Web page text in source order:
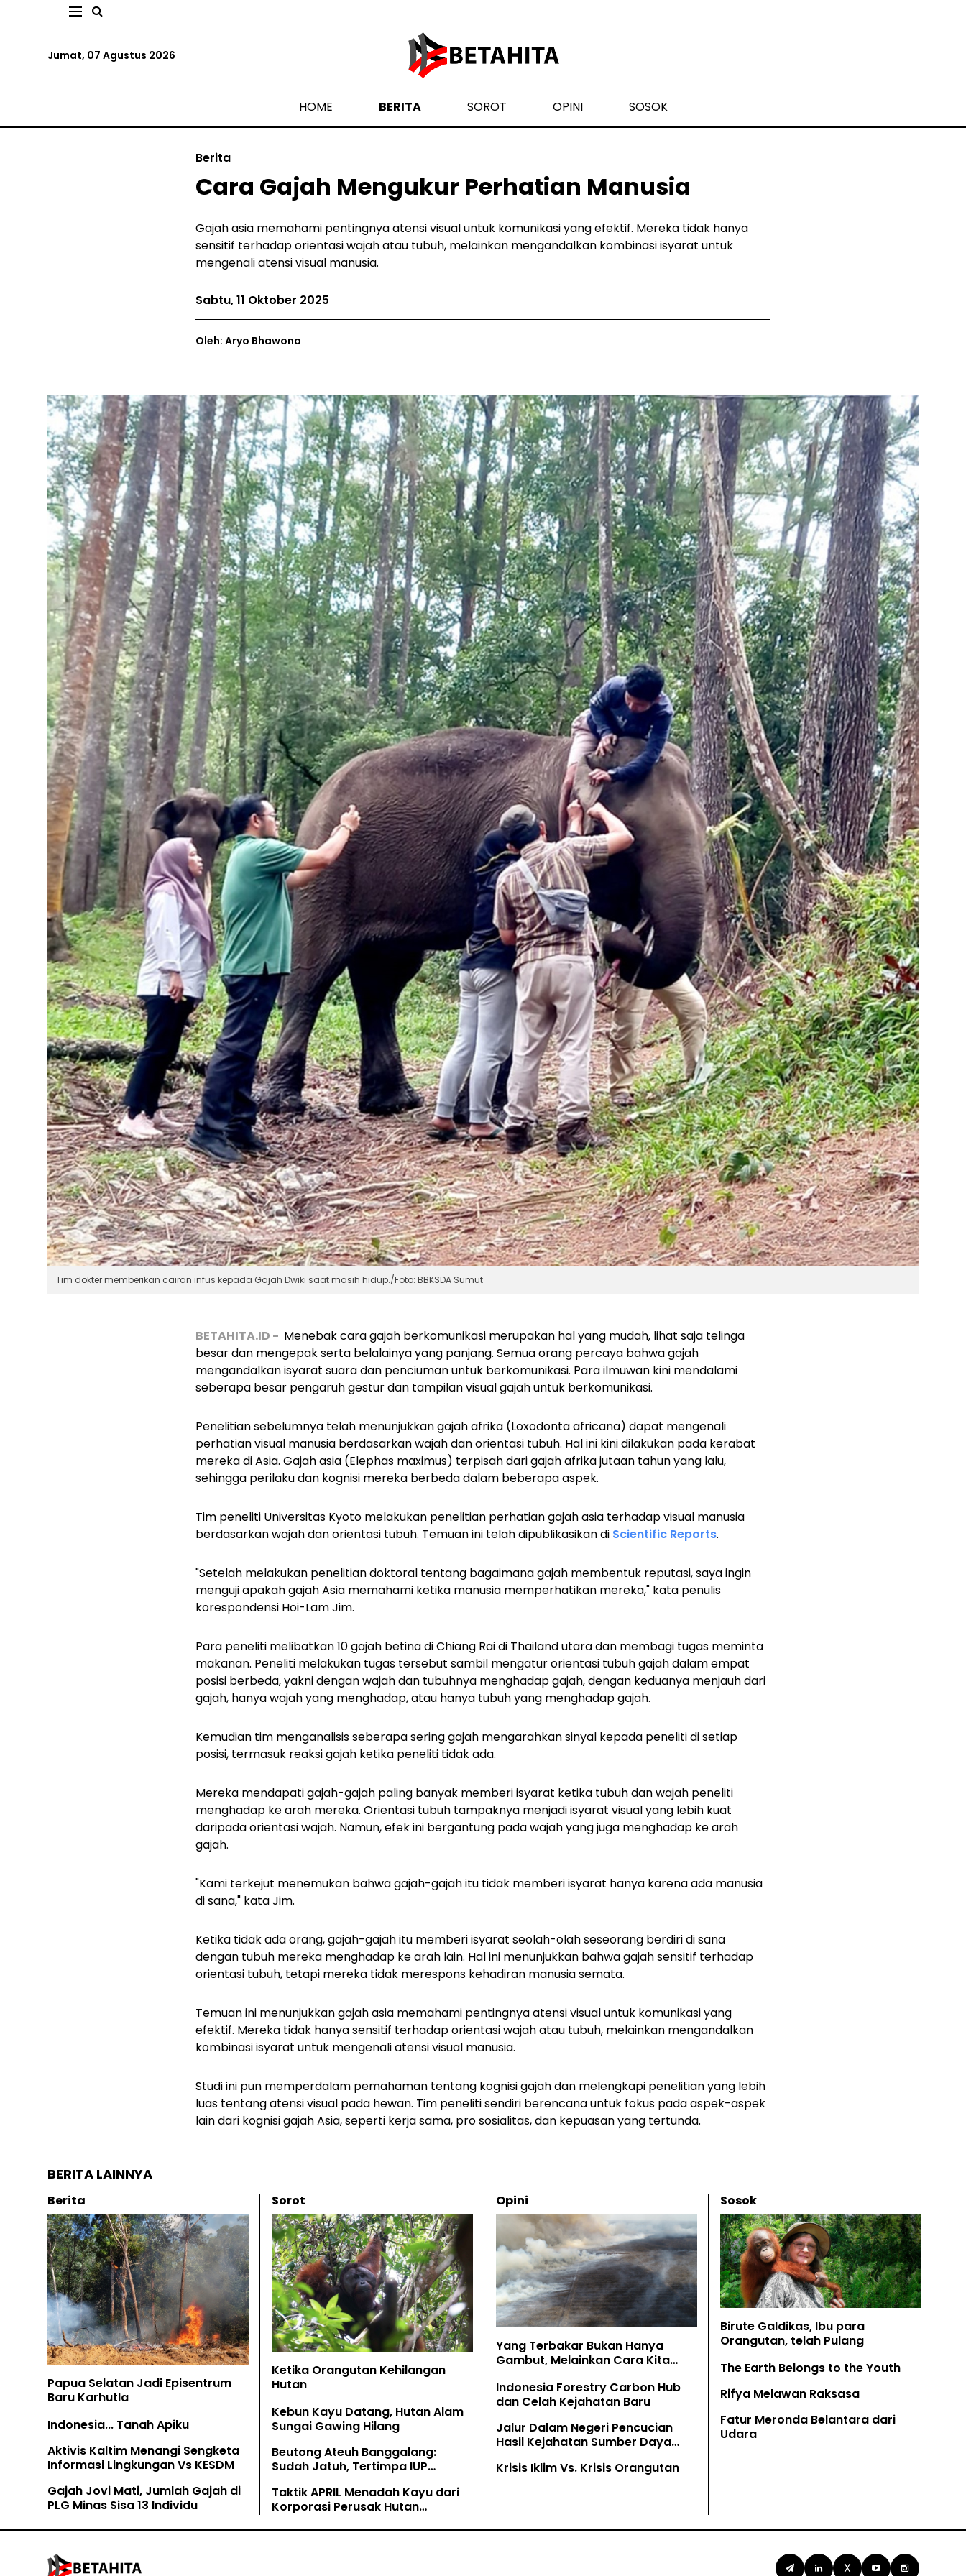
Jumat, 07 Agustus 2026
HOME BERITA SOROT OPINI SOSOK
Berita
Cara Gajah Mengukur Perhatian Manusia
Gajah asia memahami pentingnya atensi visual untuk komunikasi yang efektif. Mereka tidak hanya
sensitif terhadap orientasi wajah atau tubuh, melainkan mengandalkan kombinasi isyarat untuk
mengenali atensi visual manusia.
Sabtu, 11 Oktober 2025
Oleh: Aryo Bhawono
Tim dokter memberikan cairan infus kepada Gajah Dwiki saat masih hidup./Foto: BBKSDA Sumut
BETAHITA.ID - Menebak cara gajah berkomunikasi merupakan hal yang mudah, lihat saja telinga
besar dan mengepak serta belalainya yang panjang. Semua orang percaya bahwa gajah
mengandalkan isyarat suara dan penciuman untuk berkomunikasi. Para ilmuwan kini mendalami
seberapa besar pengaruh gestur dan tampilan visual gajah untuk berkomunikasi.
Penelitian sebelumnya telah menunjukkan gajah afrika (Loxodonta africana) dapat mengenali
perhatian visual manusia berdasarkan wajah dan orientasi tubuh. Hal ini kini dilakukan pada kerabat
mereka di Asia. Gajah asia (Elephas maximus) terpisah dari gajah afrika jutaan tahun yang lalu,
sehingga perilaku dan kognisi mereka berbeda dalam beberapa aspek.
Tim peneliti Universitas Kyoto melakukan penelitian perhatian gajah asia terhadap visual manusia
berdasarkan wajah dan orientasi tubuh. Temuan ini telah dipublikasikan di Scientific Reports.
"Setelah melakukan penelitian doktoral tentang bagaimana gajah membentuk reputasi, saya ingin
menguji apakah gajah Asia memahami ketika manusia memperhatikan mereka," kata penulis
korespondensi Hoi-Lam Jim.
Para peneliti melibatkan 10 gajah betina di Chiang Rai di Thailand utara dan membagi tugas meminta
makanan. Peneliti melakukan tugas tersebut sambil mengatur orientasi tubuh gajah dalam empat
posisi berbeda, yakni dengan wajah dan tubuhnya menghadap gajah, dengan keduanya menjauh dari
gajah, hanya wajah yang menghadap, atau hanya tubuh yang menghadap gajah.
Kemudian tim menganalisis seberapa sering gajah mengarahkan sinyal kepada peneliti di setiap
posisi, termasuk reaksi gajah ketika peneliti tidak ada.
Mereka mendapati gajah-gajah paling banyak memberi isyarat ketika tubuh dan wajah peneliti
menghadap ke arah mereka. Orientasi tubuh tampaknya menjadi isyarat visual yang lebih kuat
daripada orientasi wajah. Namun, efek ini bergantung pada wajah yang juga menghadap ke arah
gajah.
"Kami terkejut menemukan bahwa gajah-gajah itu tidak memberi isyarat hanya karena ada manusia
di sana," kata Jim.
Ketika tidak ada orang, gajah-gajah itu memberi isyarat seolah-olah seseorang berdiri di sana
dengan tubuh mereka menghadap ke arah lain. Hal ini menunjukkan bahwa gajah sensitif terhadap
orientasi tubuh, tetapi mereka tidak merespons kehadiran manusia semata.
Temuan ini menunjukkan gajah asia memahami pentingnya atensi visual untuk komunikasi yang
efektif. Mereka tidak hanya sensitif terhadap orientasi wajah atau tubuh, melainkan mengandalkan
kombinasi isyarat untuk mengenali atensi visual manusia.
Studi ini pun memperdalam pemahaman tentang kognisi gajah dan melengkapi penelitian yang lebih
luas tentang atensi visual pada hewan. Tim peneliti sendiri berencana untuk fokus pada aspek-aspek
lain dari kognisi gajah Asia, seperti kerja sama, pro sosialitas, dan kepuasan yang tertunda.
BERITA LAINNYA
Berita
Papua Selatan Jadi Episentrum
Baru Karhutla
Indonesia... Tanah Apiku
Aktivis Kaltim Menangi Sengketa
Informasi Lingkungan Vs KESDM
Gajah Jovi Mati, Jumlah Gajah di
PLG Minas Sisa 13 Individu
Sorot
Ketika Orangutan Kehilangan
Hutan
Kebun Kayu Datang, Hutan Alam
Sungai Gawing Hilang
Beutong Ateuh Banggalang:
Sudah Jatuh, Tertimpa IUP
Taktik APRIL Menadah Kayu dari
Korporasi Perusak Hutan
Opini
Yang Terbakar Bukan Hanya
Gambut, Melainkan Cara Kita
Indonesia Forestry Carbon Hub
dan Celah Kejahatan Baru
Jalur Dalam Negeri Pencucian
Hasil Kejahatan Sumber Daya
Krisis Iklim Vs. Krisis Orangutan
Sosok
Birute Galdikas, Ibu para
Orangutan, telah Pulang
The Earth Belongs to the Youth
Rifya Melawan Raksasa
Fatur Meronda Belantara dari
Udara
X